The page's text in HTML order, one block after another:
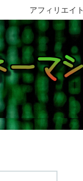
アフィリエイト